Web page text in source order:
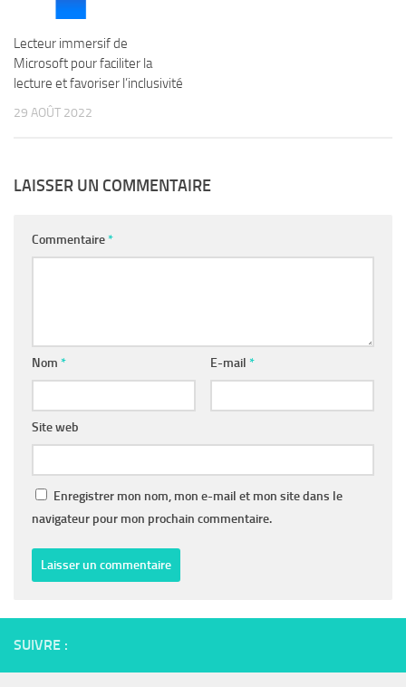
Lecteur immersif de
Microsoft pour faciliter la
lecture et favoriser l’inclusivité
29 AOÛT 2022
LAISSER UN COMMENTAIRE
Commentaire*
Nom * E-mail *
Site web
Enregistrer mon nom, mon e-mail et mon site dans le
navigateur pour mon prochain commentaire.
SUIVRE :